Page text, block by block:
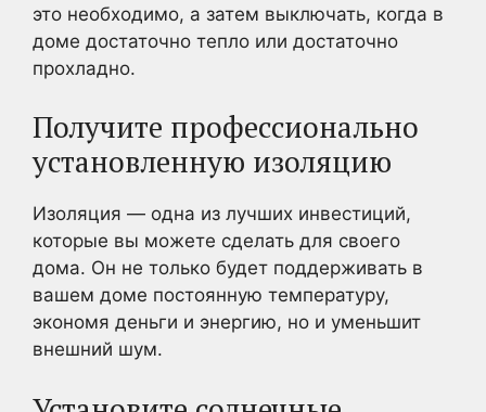
это необходимо, а затем выключать, когда в
доме достаточно тепло или достаточно
прохладно.
Получите профессионально
установленную изоляцию
Изоляция — одна из лучших инвестиций,
которые вы можете сделать для своего
дома. Он не только будет поддерживать в
вашем доме постоянную температуру,
экономя деньги и энергию, но и уменьшит
внешний шум.